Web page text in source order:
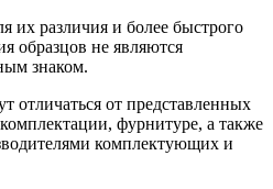
их различия и более быстрого
образцов не являются
знаком.
отличаться от представленных
фурнитуре, а также
комплектующих и